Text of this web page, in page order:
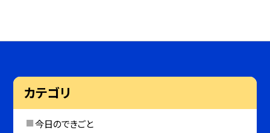
カテゴリ
今日のできごと